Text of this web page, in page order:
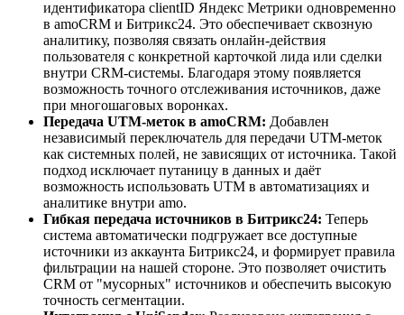
идентификатора clientID Яндекс Метрики одновременно
в amoCRM и Битрикс24. Это обеспечивает сквозную
аналитику, позволяя связать онлайн-действия
пользователя с конкретной карточкой лида или сделки
внутри CRM-системы. Благодаря этому появляется
возможность точного отслеживания источников, даже
при многошаговых воронках.
Передача UTM-меток в amoCRM: Добавлен
независимый переключатель для передачи UTM-меток
как системных полей, не зависящих от источника. Такой
подход исключает путаницу в данных и даёт
возможность использовать UTM в автоматизациях и
аналитике внутри amo.
Гибкая передача источников в Битрикс24: Теперь
система автоматически подгружает все доступные
источники из аккаунта Битрикс24, и формирует правила
фильтрации на нашей стороне. Это позволяет очистить
CRM от "мусорных" источников и обеспечить высокую
точность сегментации.